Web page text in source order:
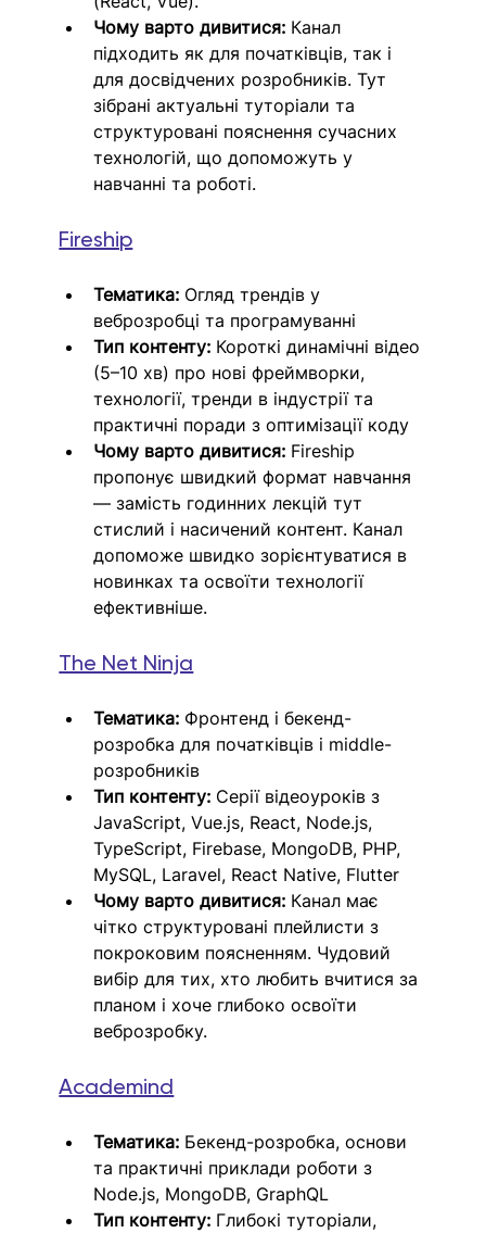
Чому варто дивитися: Канал
підходить як для початківців, так і
для досвідчених розробників. Тут
зібрані актуальні туторіали та
структуровані пояснення сучасних
технологій, що допоможуть у
навчанні та роботі.
Fireship
Тематика: Огляд трендів у
веброзробці та програмуванні
Тип контенту: Короткі динамічні відео
(5–10 хв) про нові фреймворки,
технології, тренди в індустрії та
практичні поради з оптимізації коду
Чому варто дивитися: Fireship
пропонує швидкий формат навчання
— замість годинних лекцій тут
стислий і насичений контент. Канал
допоможе швидко зорієнтуватися в
новинках та освоїти технології
ефективніше.
The Net Ninja
Тематика: Фронтенд і бекенд-
розробка для початківців і middle-
розробників
Тип контенту: Серії відеоуроків з
JavaScript, Vue.js, React, Node.js,
TypeScript, Firebase, MongoDB, PHP,
MySQL, Laravel, React Native, Flutter
Чому варто дивитися: Канал має
чітко структуровані плейлисти з
покроковим поясненням. Чудовий
вибір для тих, хто любить вчитися за
планом і хоче глибоко освоїти
веброзробку.
Academind
Тематика: Бекенд-розробка, основи
та практичні приклади роботи з
Node.js, MongoDB, GraphQL
Тип контенту: Глибокі туторіали,